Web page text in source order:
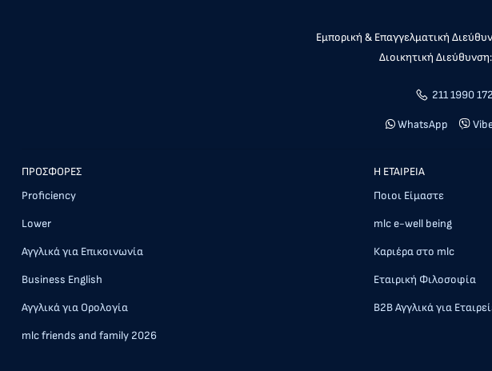
Εμπορική & Επαγγελματική
Διοικητική
211 1990 172
WhatsApp
ΠΡΟΣΦΟΡΕΣ
Proficiency
Lower
Αγγλικά για Επικοινωνία
Business English
Αγγλικά για Ορολογία
mlc friends and family 2026
Η ΕΤΑΙΡΕΙΑ
Ποιοι Είμαστε
mlc e-well being
Καριέρα στο mlc
Εταιρική Φιλοσοφία
Β2Β Αγγλικά για